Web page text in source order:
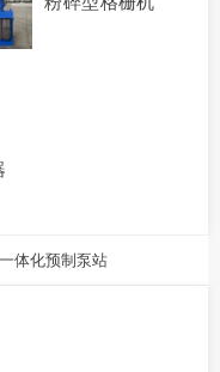
一体化预制泵站